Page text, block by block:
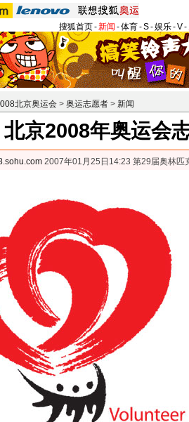
搜狐首页-新闻 -体育-S-娱乐-V-
北京奥运会 > 奥运志愿者 > 新闻
北京2008年奥运会
2007年01月25日14:23 第29届奥林匹